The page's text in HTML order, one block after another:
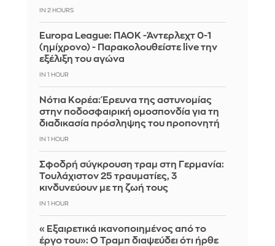
IN 2 HOURS
Europa League: ΠΑΟΚ -Άντερλεχτ 0-1
(ημίχρονο) - Παρακολουθείστε live την
εξέλιξη του αγώνα
IN 1 HOUR
Νότια Κορέα: Έρευνα της αστυνομίας
στην ποδοσφαιρική ομοσπονδία για τη
διαδικασία πρόσληψης του προπονητή
IN 1 HOUR
Σφοδρή σύγκρουση τραμ στη Γερμανία:
Τουλάχιστον 25 τραυματίες, 3
κινδυνεύουν με τη ζωή τους
IN 1 HOUR
«Εξαιρετικά ικανοποιημένος από το
έργο του»: Ο Τραμπ διαψεύδει ότι ήρθε